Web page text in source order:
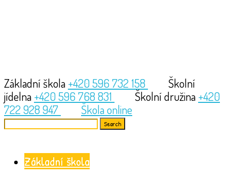
Základní škola +420 596 732 158
Školní
jídelna +420 596 768 831 Školní družina +420
722 928 947
Škola online
Search
Základní škola